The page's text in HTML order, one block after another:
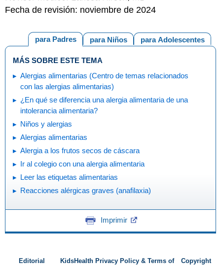
Fecha de revisión: noviembre de 2024
para Adolescentes
para Niños
para Padres
MÁS SOBRE ESTE TEMA
Alergias alimentarias (Centro de temas relacionados
con las alergias alimentarias)
¿En qué se diferencia una alergia alimentaria de una
intolerancia alimentaria?
Niños y alergias
Alergias alimentarias
Alergia a los frutos secos de cáscara
Ir al colegio con una alergia alimentaria
Leer las etiquetas alimentarias
Reacciones alérgicas graves (anafilaxia)
Imprimir
Editorial KidsHealth Privacy Policy & Terms of Copyright